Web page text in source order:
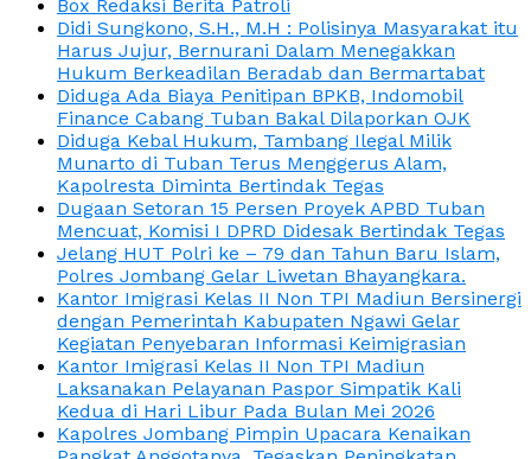
Box Redaksi Berita Patroli
Didi Sungkono, S.H., M.H : Polisinya Masyarakat itu
Harus Jujur, Bernurani Dalam Menegakkan
Hukum Berkeadilan Beradab dan Bermartabat
Diduga Ada Biaya Penitipan BPKB, Indomobil
Finance Cabang Tuban Bakal Dilaporkan OJK
Diduga Kebal Hukum, Tambang Ilegal Milik
Munarto di Tuban Terus Menggerus Alam,
Kapolresta Diminta Bertindak Tegas
Dugaan Setoran 15 Persen Proyek APBD Tuban
Mencuat, Komisi I DPRD Didesak Bertindak Tegas
Jelang HUT Polri ke – 79 dan Tahun Baru Islam,
Polres Jombang Gelar Liwetan Bhayangkara.
Kantor Imigrasi Kelas II Non TPI Madiun Bersinergi
dengan Pemerintah Kabupaten Ngawi Gelar
Kegiatan Penyebaran Informasi Keimigrasian
Kantor Imigrasi Kelas II Non TPI Madiun
Laksanakan Pelayanan Paspor Simpatik Kali
Kedua di Hari Libur Pada Bulan Mei 2026
Kapolres Jombang Pimpin Upacara Kenaikan